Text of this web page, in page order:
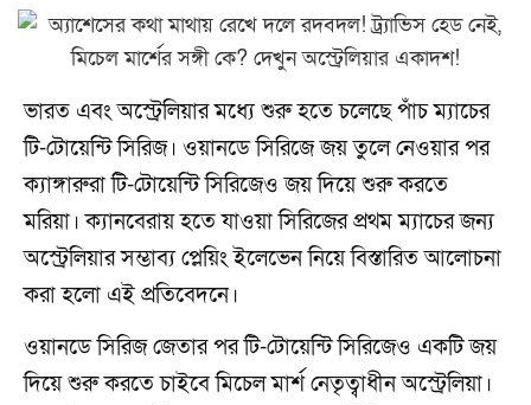
ভারত এবং অস্ট্রেলিয়ার মধ্যে শুরু হতে চলেছে পাঁচ ম্যাচের
টি-টোয়েন্টি সিরিজ। ওয়ানডে সিরিজে জয় তুলে নেওয়ার পর
ক্যাঙ্গারুরা টি-টোয়েন্টি সিরিজেও জয় দিয়ে শুরু করতে
মরিয়া। ক্যানবেরায় হতে যাওয়া সিরিজের প্রথম ম্যাচের জন্য
অস্ট্রেলিয়ার সম্ভাব্য প্লেয়িং ইলেভেন নিয়ে বিস্তারিত আলোচনা
করা হলো এই প্রতিবেদনে।
ওয়ানডে সিরিজ জেতার পর টি-টোয়েন্টি সিরিজেও একটি জয়
দিয়ে শুরু করতে চাইবে মিচেল মার্শ নেতৃত্বাধীন অস্ট্রেলিয়া।